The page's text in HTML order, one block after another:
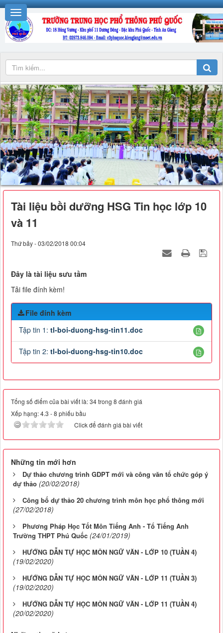
Tài liệu bồi dưỡng HSG Tin học lớp 10
và 11
Thứ bảy - 03/02/2018 00:04
Đây là tài liệu sưu tầm
Tải file đính kèm!
File đính kèm
Tập tin 1: tl-boi-duong-hsg-tin11.doc
Tập tin 2: tl-boi-duong-hsg-tin10.doc
Tổng số điểm của bài viết là: 34 trong 8 đánh giá
Xếp hạng:4.3 -8 phiếu bầu
Click để đánh giá bài viết
Những tin mới hơn
Dự thảo chương trình GDPT mới và công văn tổ chức góp ý
dự thảo (20/02/2018)
Công bố dự thảo 20 chương trình môn học phổ thông mới
(27/02/2018)
Phương Pháp Học Tốt Môn Tiếng Anh - Tổ Tiếng Anh
Trường THPT Phú Quốc (24/01/2019)
HƯỚNG DẪN TỰ HỌC MÔN NGỮ VĂN - LỚP 10 (TUẦN 4)
(19/02/2020)
HƯỚNG DẪN TỰ HỌC MÔN NGỮ VĂN - LỚP 11 (TUẦN 3)
(19/02/2020)
HƯỚNG DẪN TỰ HỌC MÔN NGỮ VĂN - LỚP 11 (TUẦN 4)
(20/02/2020)